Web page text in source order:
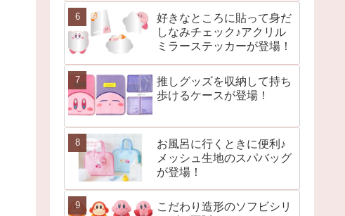
好きなところに貼って身だ
しなみチェック♪アクリル
ミラーステッカーが登場！
推しグッズを収納して持ち
歩けるケースが登場！
お風呂に行くときに便利♪
メッシュ生地のスパバッグ
が登場！
こだわり造形のソフビシリ